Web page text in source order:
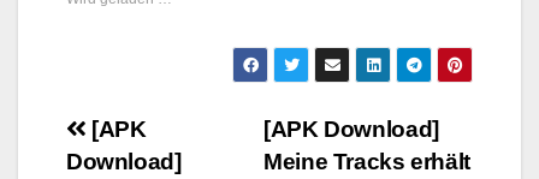
Beitragsnavigation
[APK Download]
Meine Tracks erhält
[APK
Download]